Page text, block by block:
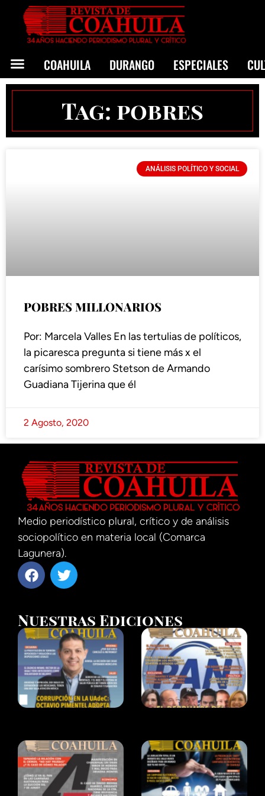
COAHUILA DURANGO ESPECIALES
Tag: pobres
ANÁLISIS POLÍTICO Y SOCIAL
POBRES MILLONARIOS
Por: Marcela Valles En las tertulias de políticos,
la picaresca pregunta si tiene más x el
carísimo sombrero Stetson de Armando
Guadiana Tijerina que él
2 Agosto, 2020
Medio periodístico plural, crítico y de análisis
sociopolítico en materia local (Comarca
Lagunera).
Nuestras Ediciones